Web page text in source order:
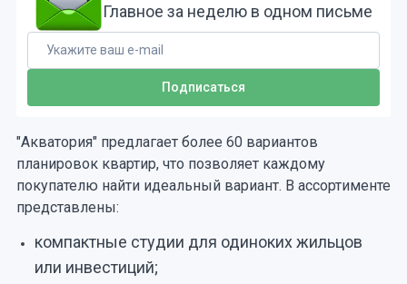
Главное за неделю в одном письме
"Акватория" предлагает более 60 вариантов
планировок квартир, что позволяет каждому
покупателю найти идеальный вариант. В ассортименте
представлены:
компактные студии для одиноких жильцов
или инвестиций;